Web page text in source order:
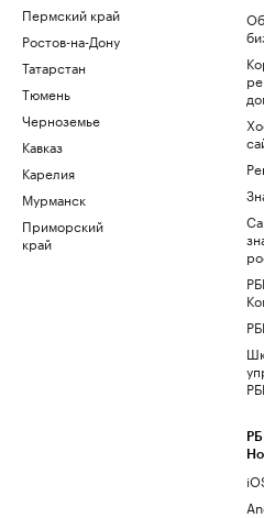
Пермский край
Ростов-на-Дону
Татарстан
Тюмень
Черноземье
Кавказ
Карелия
Мурманск
Приморский
край